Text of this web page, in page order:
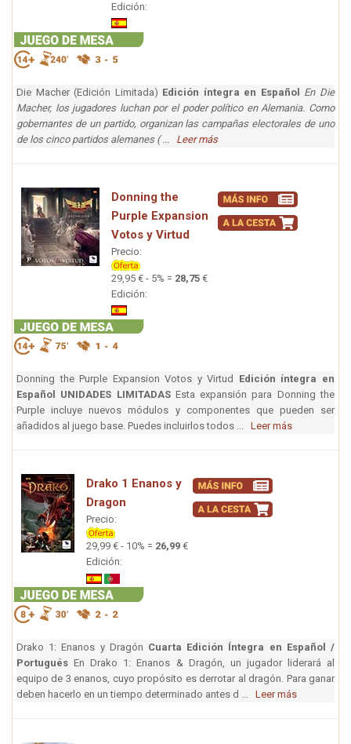
Edición:
Die Macher (Edición Limitada) Edición íntegra en Español
En Die
Macher, los jugadores luchan por el poder político en Alemania. Como
gobernantes de un partido, organizan las campañas electorales de uno
de los cinco partidos alemanes ( ... Leer más
Donning the
Purple Expansion
Votos y Virtud
Precio:
29,95 € - 5% = 28,75 €
Edición:
Donning the Purple Expansion Votos y Virtud Edición íntegra en
Español
UNIDADES LIMITADASEsta expansión para Donning the
Purple incluye nuevos módulos y componentes que pueden ser
añadidos al juego base. Puedes incluirlos todos ... Leer más
Drako 1 Enanos y
Dragon
Precio:
29,99 € - 10% = 26,99 €
Edición:
Drako 1: Enanos y Dragón Cuarta Edición Íntegra en Español /
Portugués En Drako 1: Enanos & Dragón, un jugador liderará al
equipo de 3 enanos, cuyo propósito es derrotar al dragón. Para ganar
deben hacerlo en un tiempo determinado antes d ... Leer más